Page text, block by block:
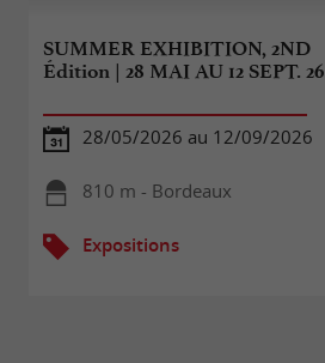
SUMMER EXHIBITION, 2ND
Édition | 28 MAI AU 12 SEPT. 26
28/05/2026 au 12/09/2026
810 m - Bordeaux
Expositions